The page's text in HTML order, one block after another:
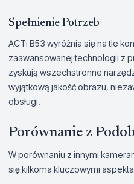
Spełnienie Potrzeb
ACTi B53 wyróżnia się na tle
zaawansowanej technologii z
zyskują wszechstronne
wyjątkową jakość obrazu,
obsługi.
Porównanie z
W porównaniu z innymi
się kilkoma kluczowymi